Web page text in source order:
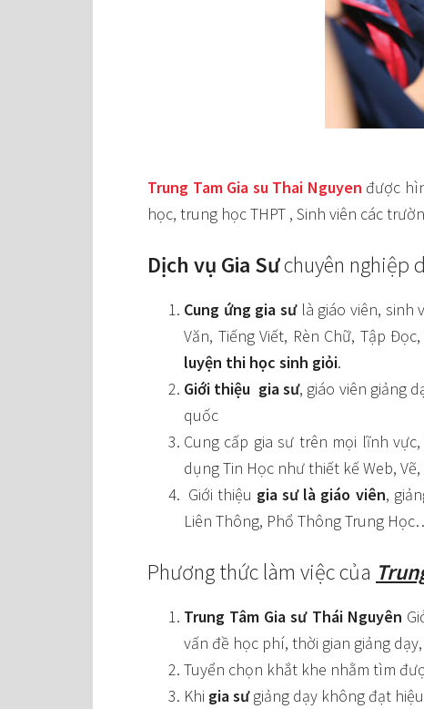
Trung Tam Gia su Thai Nguyen được
học, trung học THPT , Sinh viên các
Dịch vụ Gia Sưchuyên nghiệp
Cung ứng gia sưlà giáo viên, sinh
Văn, Tiếng Viết, Rèn Chữ, Tập Đọc,
luyện thi học sinh giỏi.
Giới thiệu gia sư, giáo viên giảng
quốc
Cung cấp gia sư trên mọi lĩnh
dụng Tin Học như thiết kế Web,
Giới thiệu gia sư là giáo viên,
Liên Thông, Phổ Thông Trung
Phương thức làm việc của
Trung Tâm Gia sư Thái Nguyên
vấn đề học phí, thời gian giảng
Tuyển chọn khắt khe nhằm tìm
Khi gia sưgiảng dạy không đạt